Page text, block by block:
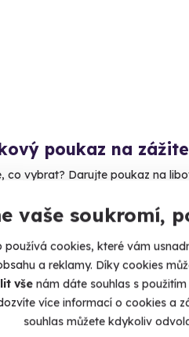
vaše soukromí,
používá cookies, které vám
a reklamy. Díky cookies
vše nám dáte souhlas s
více informací o cookies a
souhlas můžete kdykoliv
poukaz na
co vybrat? Darujte poukaz na
ČR
Kč